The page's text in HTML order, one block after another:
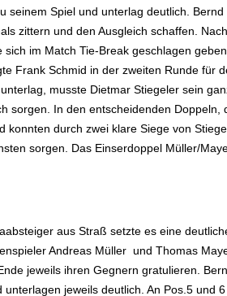
seinem Spiel und unterlag deutlich.
zittern und den Ausgleich schaffen.
im Match Tie-Break geschlagen
Frank Schmid in der zweiten Runde für
musste Dietmar Stiegeler sein
sorgen. In den entscheidenden
konnten durch zwei klare Siege von
sorgen. Das Einserdoppel Müller/
aus Straß setzte es eine
Andreas Müller und Thomas
jeweils ihren Gegnern gratulieren.
unterlagen jeweils deutlich. An Pos.5 und